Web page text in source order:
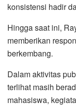
konsistensi hadir
Hingga saat ini,
memberikan
berkembang.
Dalam aktivitas
terlihat masih
mahasiswa,